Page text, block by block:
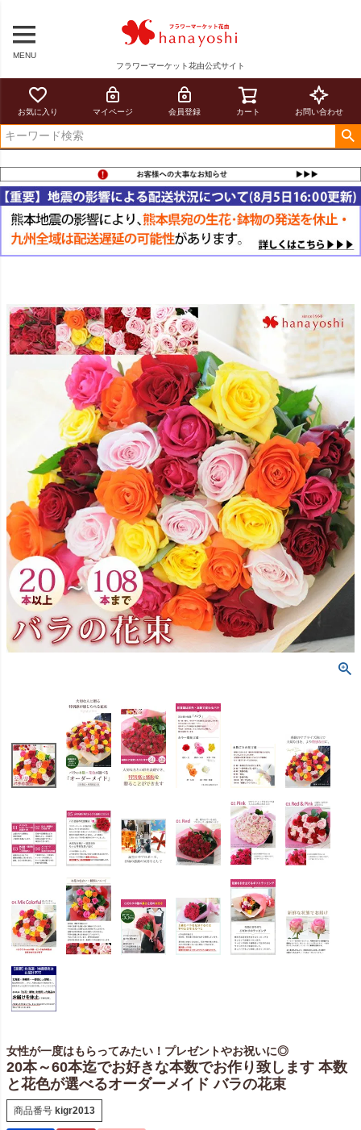
MENU
フラワーマーケット花由公式サイト
お気に入り マイページ 会員登録 カート お問い合わせ
女性が一度はもらってみたい！プレゼントやお祝いに◎
20本～60本迄でお好きな本数でお作り致します 本数
と花色が選べるオーダーメイド バラの花束
商品番号 kigr2013